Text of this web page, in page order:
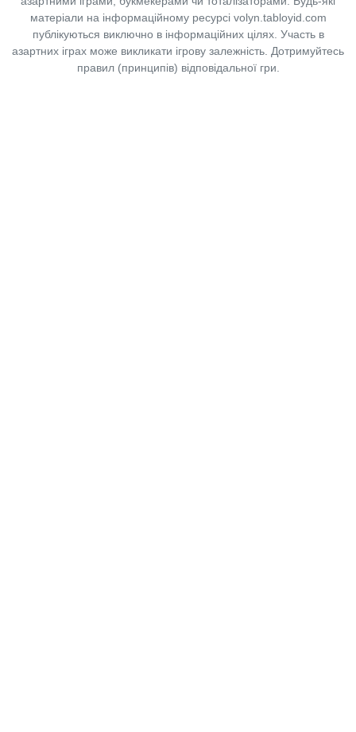
матеріали на інформаційному ресурсі volyn.tabloyid.com
публікуються виключно в інформаційних цілях. Участь в
азартних іграх може викликати ігрову залежність. Дотримуйтесь
правил (принципів) відповідальної гри.